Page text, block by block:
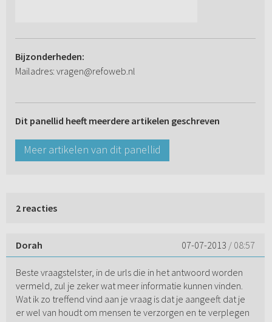
Bijzonderheden:
Mailadres: vragen@refoweb.nl
Dit panellid heeft meerdere artikelen geschreven
Meer artikelen van dit panellid
2 reacties
Dorah 07-07-2013 / 08:57
Beste vraagstelster, in de urls die in het antwoord worden
vermeld, zul je zeker wat meer informatie kunnen vinden.
Wat ik zo treffend vind aan je vraag is dat je aangeeft dat je
er wel van houdt om mensen te verzorgen en te verplegen